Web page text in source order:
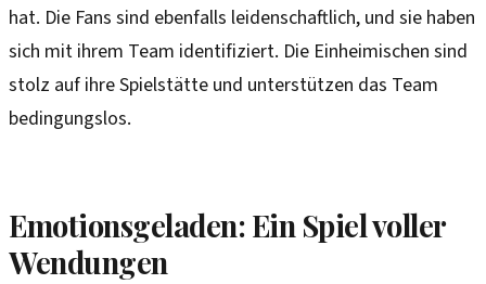
hat. Die Fans sind ebenfalls leidenschaftlich, und sie haben
sich mit ihrem Team identifiziert. Die Einheimischen sind
stolz auf ihre Spielstätte und unterstützen das Team
bedingungslos.
Emotionsgeladen: Ein Spiel voller
Wendungen